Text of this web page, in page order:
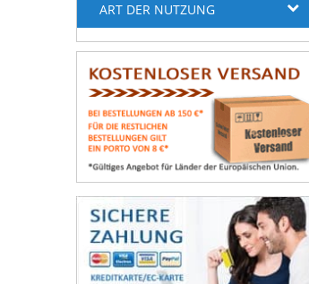
ART DER NUTZUNG